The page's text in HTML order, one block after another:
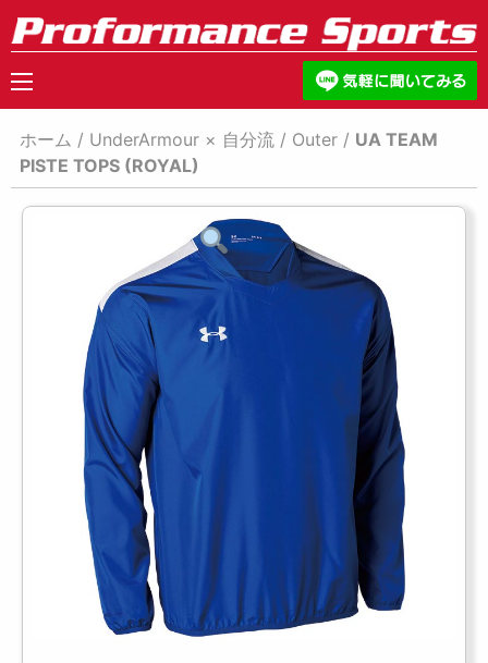
ホーム / UnderArmour × 自分流 / Outer / UA TEAM
PISTE TOPS (ROYAL)